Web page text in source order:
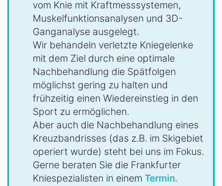
vom Knie mit Kraftmesssystemen,
Muskelfunktionsanalysen und 3D-
Ganganalyse ausgelegt.
Wir behandeln verletzte Kniegelenke
mit dem Ziel durch eine optimale
Nachbehandlung die Spätfolgen
möglichst gering zu halten und
frühzeitig einen Wiedereinstieg in den
Sport zu ermöglichen.
Aber auch die Nachbehandlung eines
Kreuzbandrisses (das z.B. im Skigebiet
operiert wurde) steht bei uns im Fokus.
Gerne beraten Sie die Frankfurter
Kniespezialisten in einem Termin.